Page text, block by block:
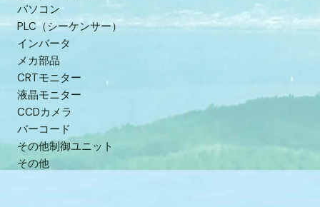
パソコン
PLC（シーケンサー）
インバータ
メカ部品
CRTモニター
液晶モニター
CCDカメラ
バーコード
その他制御ユニット
その他